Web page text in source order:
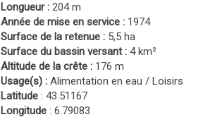
Longueur : 204 m
Année de mise en service : 1974
Surface de la retenue : 5,5 ha
Surface du bassin versant : 4 km²
Altitude de la crête : 176 m
Usage(s) : Alimentation en eau / Loisirs
Latitude : 43.51167
Longitude : 6.79083